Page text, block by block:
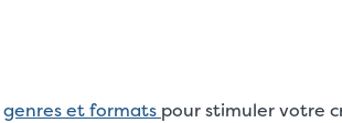
genres et formats pour stimuler votre